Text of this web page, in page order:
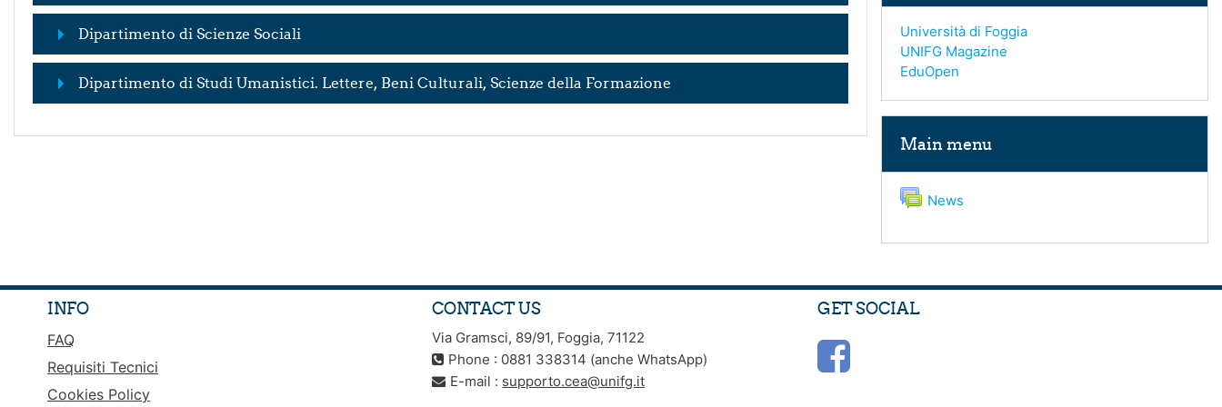
Dipartimento di Scienze Sociali
Dipartimento di Studi Umanistici. Lettere, Beni Culturali, Scienze della Formazione
Università di Foggia
UNIFG Magazine
EduOpen
Main menu
News
INFO
FAQ
Requisiti Tecnici
Cookies Policy
CONTACT US
Via Gramsci, 89/91, Foggia, 71122
Phone : 0881 338314 (anche WhatsApp)
E-mail : supporto.cea@unifg.it
GET SOCIAL